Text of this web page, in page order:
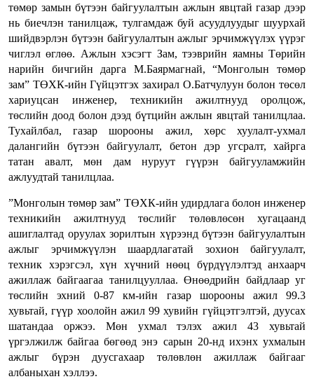
төмөр замын бүтээн байгуулалтын ажлын явцтай газар дээр
нь биечлэн танилцаж, тулгамдаж буй асуудлуудыг шуурхай
шийдвэрлэн бүтээн байгуулалтын ажлыг эрчимжүүлэх үүрэг
чиглэл өглөө. Ажлын хэсэгт Зам, тээврийн яамны Төрийн
нарийн бичгийн дарга М.Баярмагнай, “Монголын төмөр
зам” ТӨХК-ийн Гүйцэтгэх захирал О.Батчулуун болон төсөл
хариуцсан инженер, техникийн ажилтнууд оролцож,
төслийн доод болон дээд бүтцийн ажлын явцтай танилцлаа.
Тухайлбал, газар шорооны ажил, хөрс хуулалт-ухмал
далангийн бүтээн байгуулалт, бетон дэр угсралт, хайрга
татан авалт, мөн дам нуруут гүүрэн байгууламжийн
ажлуудтай танилцлаа.
”Монголын төмөр зам” ТӨХК-ийн удирдлага болон инженер
техникийн ажилтнууд төслийг төлөвлөсөн хугацаанд
ашиглалтад оруулах зорилтын хүрээнд бүтээн байгуулалтын
ажлыг эрчимжүүлэн шаардлагатай зохион байгуулалт,
техник хэрэгсэл, хүн хүчний нөөц бүрдүүлэлтэд анхаарч
ажиллаж байгаагаа танилцууллаа. Өнөөдрийн байдлаар уг
төслийн эхний 0-87 км-ийн газар шорооны ажил 99.3
хувьтай, гүүр хоолойн ажил 99 хувийн гүйцэтгэлтэй, дуусах
шатандаа оржээ. Мөн ухмал тэлэх ажил 43 хувьтай
үргэлжилж байгаа бөгөөд энэ сарын 20-нд ихэнх ухмалын
ажлыг бүрэн дуусгахаар төлөвлөн ажиллаж байгааг
албаныхан хэллээ.